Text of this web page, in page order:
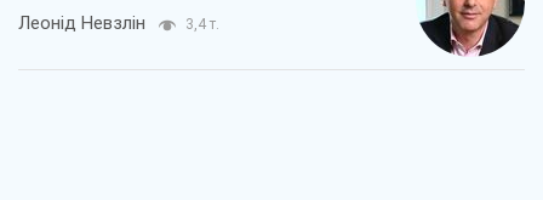
Леонід Невзлін 3,4 т.